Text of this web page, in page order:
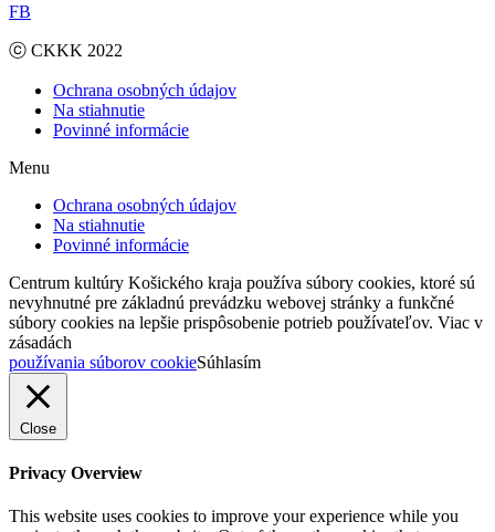
FB
ⓒ CKKK 2022
Ochrana osobných údajov
Na stiahnutie
Povinné informácie
Menu
Ochrana osobných údajov
Na stiahnutie
Povinné informácie
Centrum kultúry Košického kraja používa súbory cookies, ktoré sú
nevyhnutné pre základnú prevádzku webovej stránky a funkčné
súbory cookies na lepšie prispôsobenie potrieb používateľov. Viac v
zásadách
používania súborov cookieSúhlasím
Close
Privacy Overview
This website uses cookies to improve your experience while you